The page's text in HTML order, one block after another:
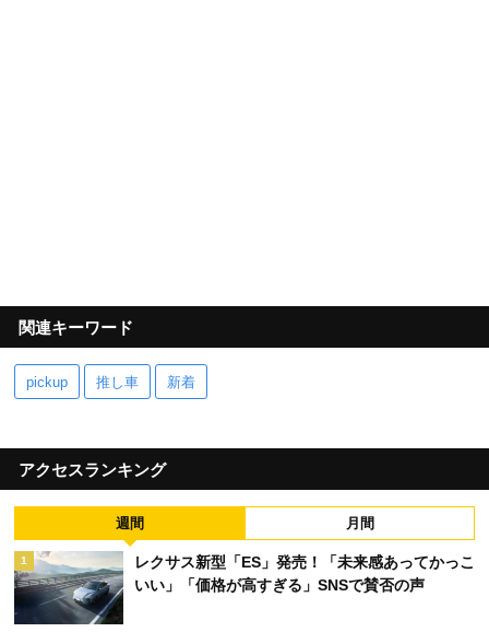
関連キーワード
pickup 推し車 新着
アクセスランキング
週間 月間
1
レクサス新型「ES」発売！「未来感あってかっこ
いい」「価格が高すぎる」SNSで賛否の声